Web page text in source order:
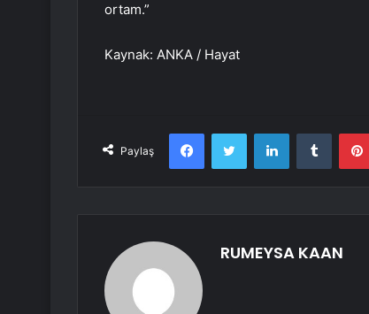
ortam.”
Kaynak: ANKA / Hayat
Paylaş
FacebookTwitter LinkedInTumblr
RUMEYSA KAAN